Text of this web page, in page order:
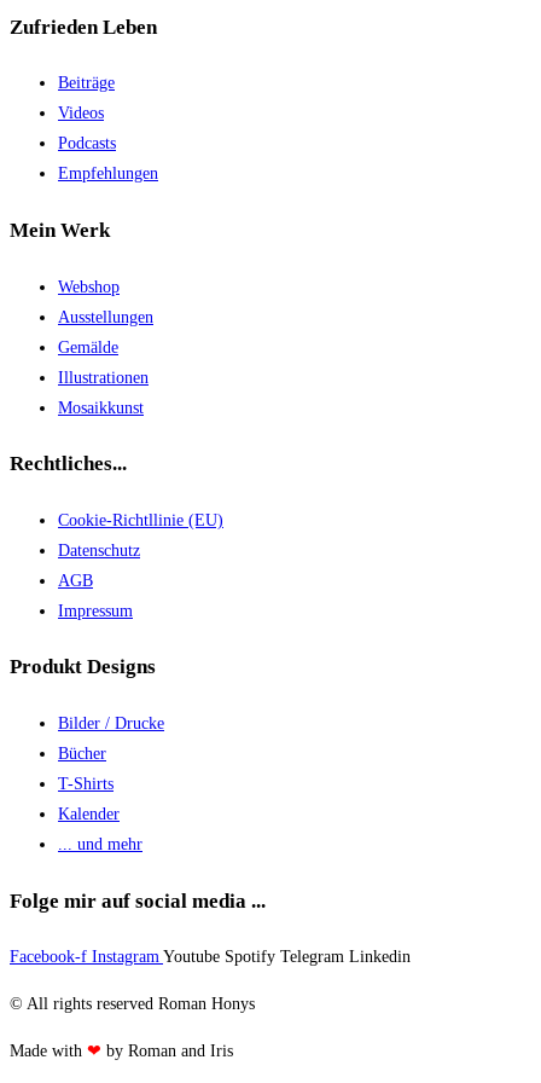
Zufrieden Leben
Beiträge
Videos
Podcasts
Empfehlungen
Mein Werk
Webshop
Ausstellungen
Gemälde
Illustrationen
Mosaikkunst
Rechtliches...
Cookie-Richtllinie (EU)
Datenschutz
AGB
Impressum
Produkt Designs
Bilder / Drucke
Bücher
T-Shirts
Kalender
... und mehr
Folge mir auf social media ...
Facebook-f Instagram Youtube Spotify Telegram Linkedin
© All rights reserved Roman Honys
Made with ❤ by Roman and Iris